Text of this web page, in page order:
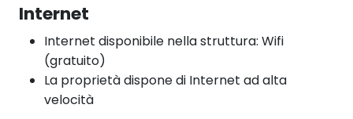
Internet
Internet disponibile nella struttura: Wifi
(gratuito)
La proprietà dispone di Internet ad alta
velocità